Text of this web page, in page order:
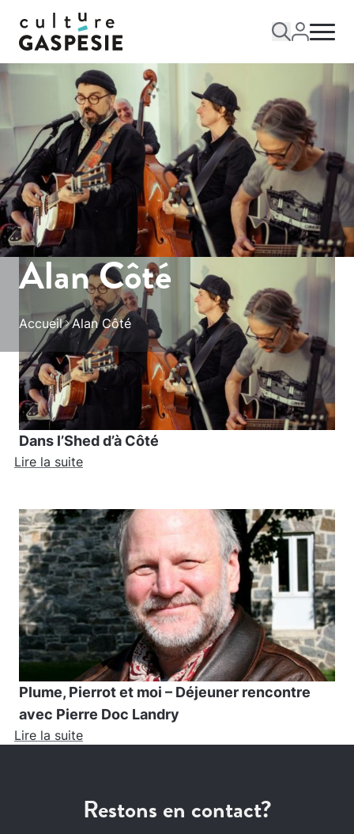
Alan Côté
Accueil Alan Côté
Dans l’Shed d’à Côté
Lire la suite
Plume, Pierrot et moi – Déjeuner rencontre
avec Pierre Doc Landry
Lire la suite
Restons en contact?